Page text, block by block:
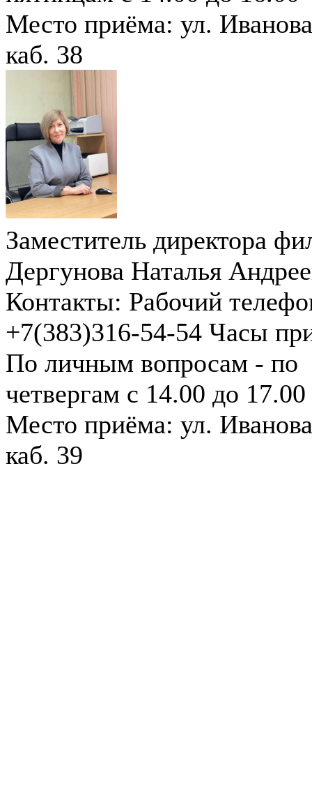
Место приёма: ул.
каб. 38
Заместитель директора
Дергунова Наталья
Контакты: Рабочий
+7(383)316-54-54 Часы
По личным вопросам - по
четвергам с 14.00 до 17.00
Место приёма: ул.
каб. 39